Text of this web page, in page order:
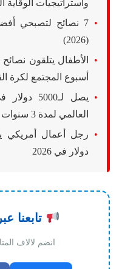
واستراتيجيات الوقاية
7 نصائح لتصبحي
(2026)
الأطفال يتلقون
أسبوع المجتمع لكرة
العالمي لمدة 3 سنوات
دولار في 2026
تابعنا
انضم لالاف